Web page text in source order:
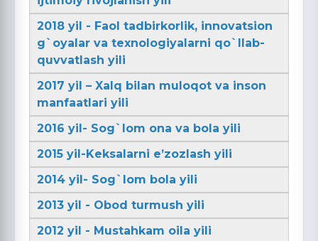
2018 yil - Faol tadbirkorlik, innovatsion
g`oyalar va texnologiyalarni qo`llab-
quvvatlash yili
2017 yil – Xalq bilan muloqot va inson
manfaatlari yili
2016 yil- Sog`lom ona va bola yili
2015 yil-Keksalarni e’zozlash yili
2014 yil- Sog`lom bola yili
2013 yil - Obod turmush yili
2012 yil - Mustahkam oila yili